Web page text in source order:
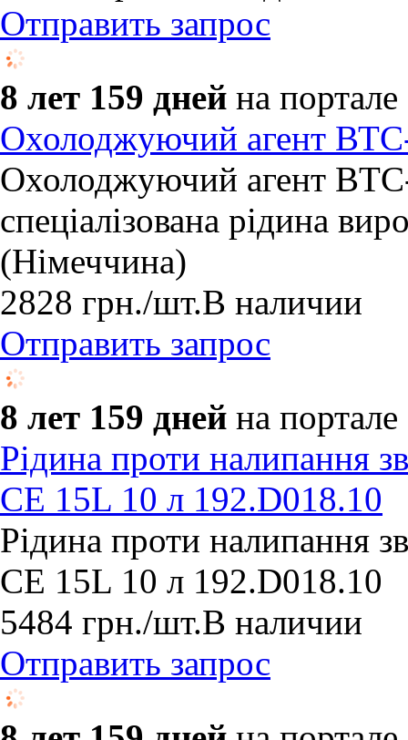
Отправить запрос
8 лет 159 дней на портале
Охолоджуючий агент ВТС-
Охолоджуючий агент
спеціалізована рідина
(Німеччина)
2828 грн./шт.В наличии
Отправить запрос
8 лет 159 дней на портале
Рідина проти налипання
CE 15L 10 л 192.D018.10
Рідина проти налипання
CE 15L 10 л 192.D018.10
5484 грн./шт.В наличии
Отправить запрос